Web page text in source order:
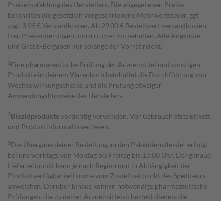
Preisempfehlung des Herstellers. Die angegebenen Preise
beinhalten die gesetzlich vorgeschriebene Mehrwertsteuer, ggf.
zzgl. 3,95 € Versandkosten. Ab 29,00 € Bestell­wert versand­kosten­
frei. Preisänderungen und Irrtümer vorbehalten. Alle Angebote
und Gratis-Beigaben nur solange der Vorrat reicht.
1 Eine pharmazeutische Prüfung der Arzneimittel und sonstigen
Produkte in deinem Warenkorb beinhaltet die Durchführung von
Wechselwirkungschecks und die Prüfung etwaiger
Anwendungshinweise des Herstellers.
2Biozidproduktevorsichtig verwenden. Vor Gebrauch stets Etikett
und Produktinformationen lesen.
3Die Übergabe deiner Bestellung an den Paketdienstleister erfolgt
bei uns werktags von Montag bis Freitag bis 18:00 Uhr. Der genaue
Lieferzeitpunkt kann je nach Region und in Abhängigkeit der
Produktverfügbarkeit sowie vom Zustellzeitpunkt des Spediteurs
abweichen. Darüber hinaus können notwendige pharmazeutische
Prüfungen, die zu deiner Arzneimittelsicherheit dienen, die